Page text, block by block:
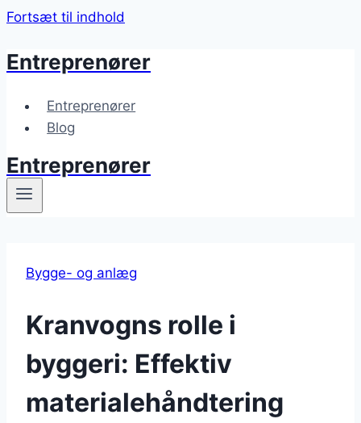
Fortsæt til indhold
Entreprenører
Entreprenører
Blog
Entreprenører
Bygge- og anlæg
Kranvogns rolle i
byggeri: Effektiv
materialehåndtering